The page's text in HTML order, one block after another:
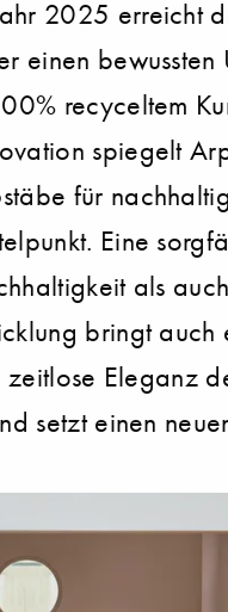
2025 erreicht
einen bewussten
recyceltem
spiegelt
für
Eine
als
bringt
Eleganz
setzt einen